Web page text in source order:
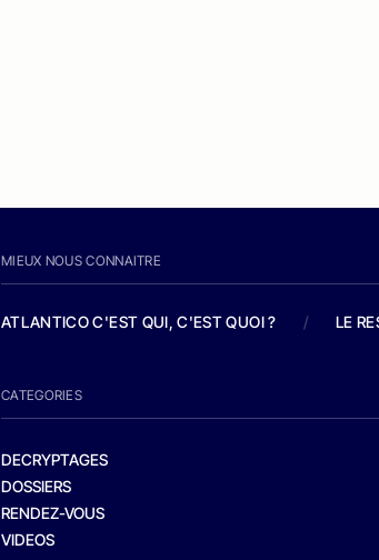
MIEUX NOUS CONNAITRE
ATLANTICO C'EST QUI, C'EST QUOI ? / LE
CATEGORIES
DECRYPTAGES
DOSSIERS
RENDEZ-VOUS
VIDEOS